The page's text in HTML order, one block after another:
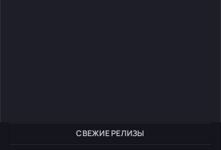
СВЕЖИЕ РЕЛИЗЫ